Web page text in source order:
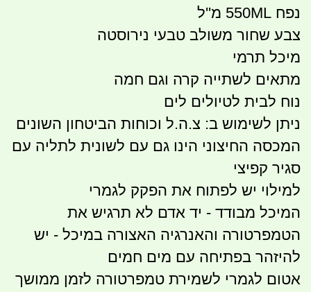
נפח 550ML מ''ל
צבע שחור משולב טבעי נירוסטה
מיכל תרמי
מתאים לשתייה קרה וגם חמה
נוח לבית לטיולים לים
ניתן לשימוש ב: צ.ה.ל וכוחות הביטחון השונים
המכסה החיצוני הינו גם עם לשונית לתליה עם
סגיר קפיצי
למילוי יש לפתוח את הפקק לגמרי
המיכל מבודד - יד אדם לא תרגיש את
הטמפרטורה והאנרגיה האצורה במיכל - יש
להיזהר בפתיחה עם מים חמים
אטום לגמרי לשמירת טמפרטורה לזמן ממושך